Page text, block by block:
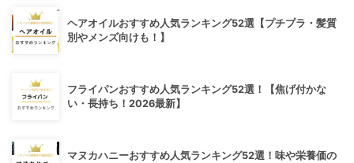
ヘアオイルおすすめ人気ランキング52選【プチプラ・髪質
別やメンズ向けも！】
フライパンおすすめ人気ランキング52選！【焦げ付かな
い・長持ち！2026最新】
マヌカハニーおすすめ人気ランキング52選！味や栄養価の